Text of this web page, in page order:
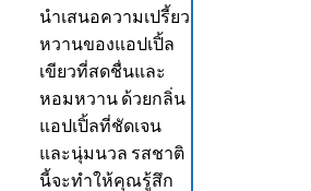
นำเสนอความเปรี้ยว
หวานของแอปเปิ้ล
เขียวที่สดชื่นและ
หอมหวาน ด้วยกลิ่น
แอปเปิ้ลที่ชัดเจน
และนุ่มนวล รสชาติ
นี้จะทำให้คุณรู้สึก